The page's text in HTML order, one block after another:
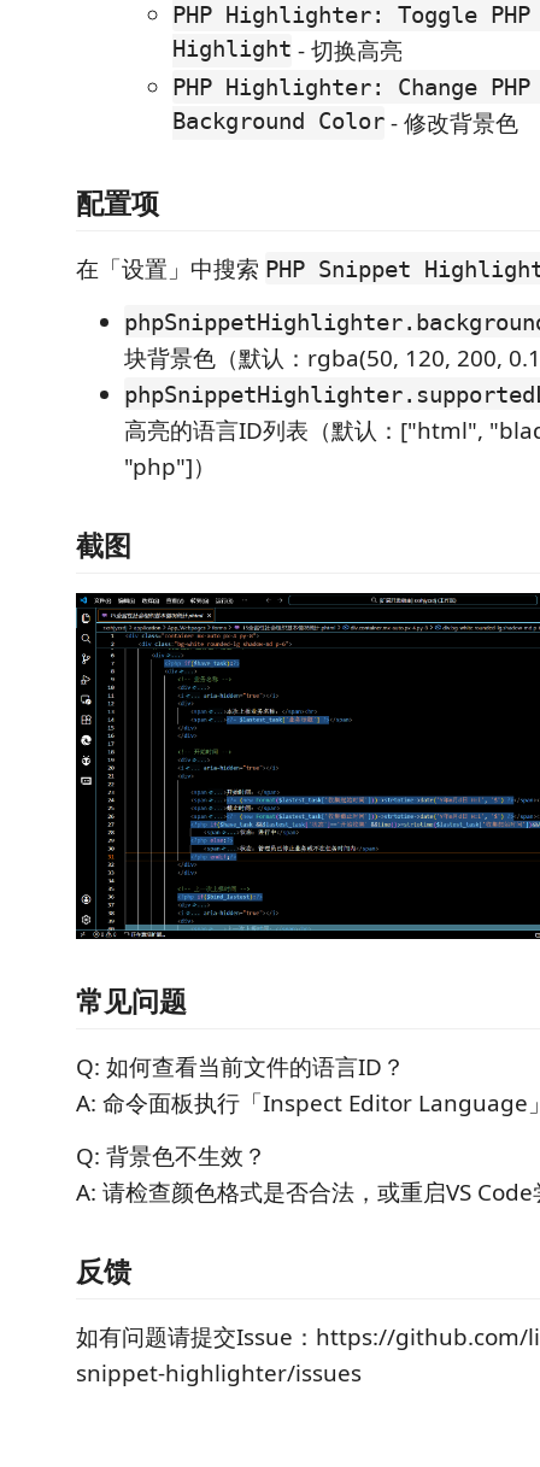
PHP Highlighter: Toggle
Highlight - 切换高亮
PHP Highlighter: Change
Background Color- 修改背景色
配置项
在「设置」中搜索 PHP Snippet
块背景色（默认：rgba(50, 120, 200,
高亮的语言ID列表（默认：["html",
"php"]）
截图
常见问题
Q: 如何查看当前文件的语言ID？
A: 命令面板执行「Inspect Editor Language
Q: 背景色不生效？
A: 请检查颜色格式是否合法，或重启VS Code
反馈
如有问题请提交Issue：https://
snippet-highlighter/issues